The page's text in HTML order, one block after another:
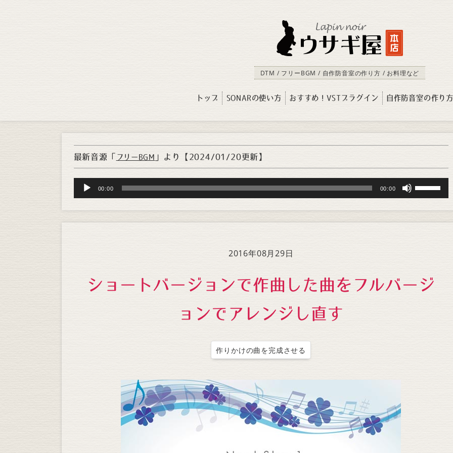
DTM / フリーBGM / 自作防音室の作り方 / お料理など
トップ SONARの使い方 おすすめ！VSTプラグイン 自作防音室の作り
最新音源「 フリーBGM 」より 【2024/01/20更新】
Audio
Player
00:00 00:00
Up/Down
Arrow
keys
volume.
2016年08月29日
ショートバージョンで作曲した曲をフルバージ
ョンでアレンジし直す
作りかけの曲を完成させる